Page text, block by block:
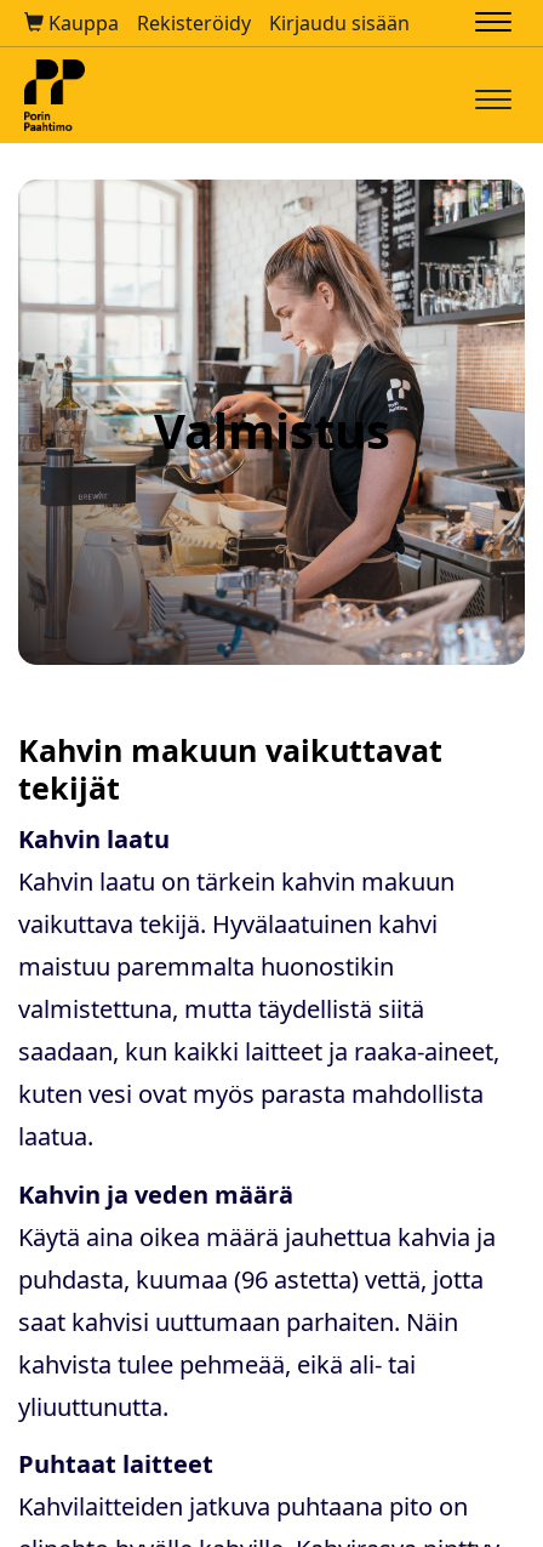
Kauppa Rekisteröidy Kirjaudu sisään
Valmistus
Kahvin makuun vaikuttavat
tekijät
Kahvin laatu
Kahvin laatu on tärkein kahvin makuun
vaikuttava tekijä. Hyvälaatuinen kahvi
maistuu paremmalta huonostikin
valmistettuna, mutta täydellistä siitä
saadaan, kun kaikki laitteet ja raaka-aineet,
kuten vesi ovat myös parasta mahdollista
laatua.
Kahvin ja veden määrä
Käytä aina oikea määrä jauhettua kahvia ja
puhdasta, kuumaa (96 astetta) vettä, jotta
saat kahvisi uuttumaan parhaiten. Näin
kahvista tulee pehmeää, eikä ali- tai
yliuuttunutta.
Puhtaat laitteet
Kahvilaitteiden jatkuva puhtaana pito on